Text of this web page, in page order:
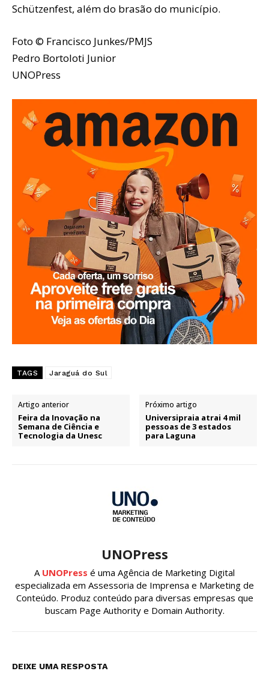
Schützenfest, além do brasão do município.
Foto © Francisco Junkes/PMJS
Pedro Bortoloti Junior
UNOPress
TAGS Jaraguá do Sul
Artigo anterior
Feira da Inovação na
Semana de Ciência e
Tecnologia da Unesc
Próximo artigo
Universipraia atrai 4 mil
pessoas de 3 estados
para Laguna
UNOPress
A UNOPress é uma Agência de Marketing Digital
especializada em Assessoria de Imprensa e Marketing de
Conteúdo. Produz conteúdo para diversas empresas que
buscam Page Authority e Domain Authority.
DEIXE UMA RESPOSTA